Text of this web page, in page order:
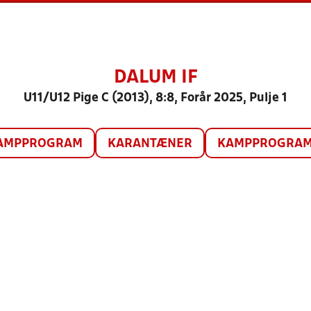
DALUM IF
U11/U12 Pige C (2013), 8:8, Forår 2025, Pulje 1
KARANTÆNER